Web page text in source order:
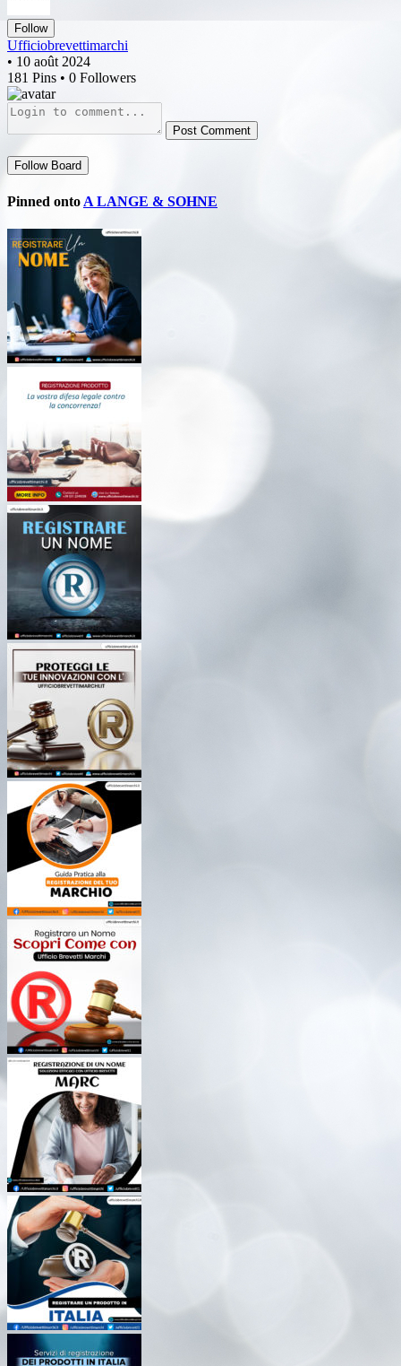
Follow
Ufficiobrevettimarchi
• 10 août 2024
181 Pins • 0 Followers
Post Comment
Follow Board
Pinned onto A LANGE & SOHNE